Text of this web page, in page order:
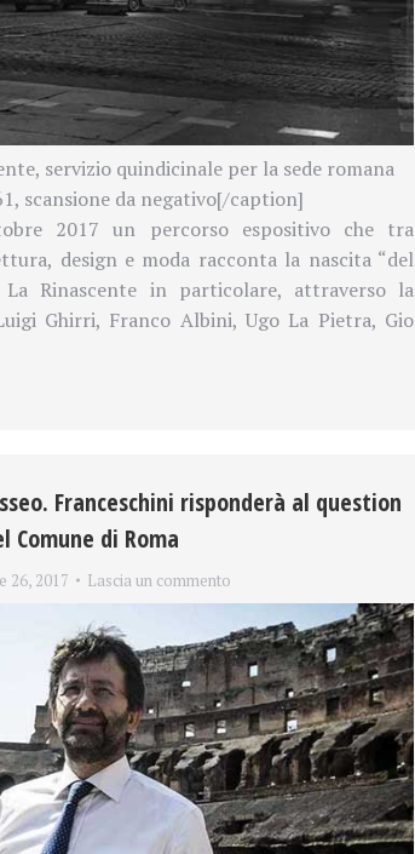
servizio quindicinale per la sede romana
scansione da negativo[/caption]
2017 un percorso espositivo che tra
design e moda racconta la nascita “del
La Rinascente in particolare, attraverso la
Ghirri, Franco Albini, Ugo La Pietra, Gio
Franceschini risponderà al question
Comune di Roma
26, 2017 Lascia un commento